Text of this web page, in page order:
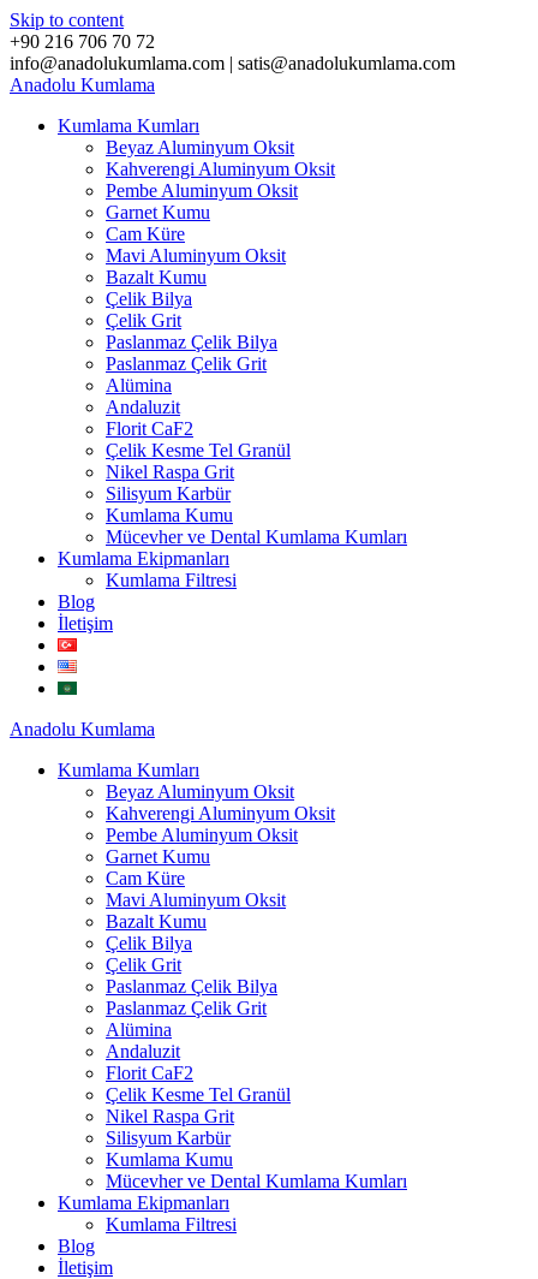
Skip to content
+90 216 706 70 72
info@anadolukumlama.com | satis@anadolukumlama.com
Anadolu Kumlama
Kumlama Kumları
Beyaz Aluminyum Oksit
Kahverengi Aluminyum Oksit
Pembe Aluminyum Oksit
Garnet Kumu
Cam Küre
Mavi Aluminyum Oksit
Bazalt Kumu
Çelik Bilya
Çelik Grit
Paslanmaz Çelik Bilya
Paslanmaz Çelik Grit
Alümina
Andaluzit
Florit CaF2
Çelik Kesme Tel Granül
Nikel Raspa Grit
Silisyum Karbür
Kumlama Kumu
Mücevher ve Dental Kumlama Kumları
Kumlama Ekipmanları
Kumlama Filtresi
Blog
İletişim
Anadolu Kumlama
Kumlama Kumları
Beyaz Aluminyum Oksit
Kahverengi Aluminyum Oksit
Pembe Aluminyum Oksit
Garnet Kumu
Cam Küre
Mavi Aluminyum Oksit
Bazalt Kumu
Çelik Bilya
Çelik Grit
Paslanmaz Çelik Bilya
Paslanmaz Çelik Grit
Alümina
Andaluzit
Florit CaF2
Çelik Kesme Tel Granül
Nikel Raspa Grit
Silisyum Karbür
Kumlama Kumu
Mücevher ve Dental Kumlama Kumları
Kumlama Ekipmanları
Kumlama Filtresi
Blog
İletişim